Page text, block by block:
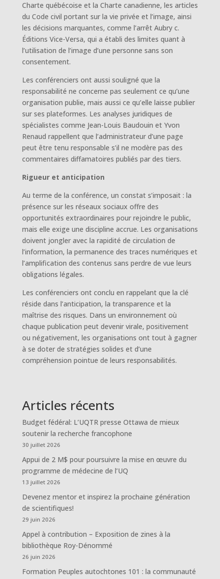
Charte québécoise et la Charte canadienne, les articles
du Code civil portant sur la vie privée et l’image, ainsi
les décisions marquantes, comme l’arrêt Aubry c.
Éditions Vice-Versa, qui a établi des limites quant à
l’utilisation de l’image d’une personne sans son
consentement.
Les conférenciers ont aussi souligné que la
responsabilité ne concerne pas seulement ce qu’une
organisation publie, mais aussi ce qu’elle laisse publier
sur ses plateformes. Les analyses juridiques de
spécialistes comme Jean-Louis Baudouin et Yvon
Renaud rappellent que l’administrateur d’une page
peut être tenu responsable s’il ne modère pas des
commentaires diffamatoires publiés par des tiers.
Rigueur et anticipation
Au terme de la conférence, un constat s’imposait : la
présence sur les réseaux sociaux offre des
opportunités extraordinaires pour rejoindre le public,
mais elle exige une discipline accrue. Les organisations
doivent jongler avec la rapidité de circulation de
l’information, la permanence des traces numériques et
l’amplification des contenus sans perdre de vue leurs
obligations légales.
Les conférenciers ont conclu en rappelant que la clé
réside dans l’anticipation, la transparence et la
maîtrise des risques. Dans un environnement où
chaque publication peut devenir virale, positivement
ou négativement, les organisations ont tout à gagner
à se doter de stratégies solides et d’une
compréhension pointue de leurs responsabilités.
Articles récents
Budget fédéral: L’UQTR presse Ottawa de mieux
soutenir la recherche francophone
30 juillet 2026
Appui de 2 M$ pour poursuivre la mise en œuvre du
programme de médecine de l’UQ
13 juillet 2026
Devenez mentor et inspirez la prochaine génération
de scientifiques!
29 juin 2026
Appel à contribution – Exposition de zines à la
bibliothèque Roy-Dénommé
26 juin 2026
Formation Peuples autochtones 101 : la communauté